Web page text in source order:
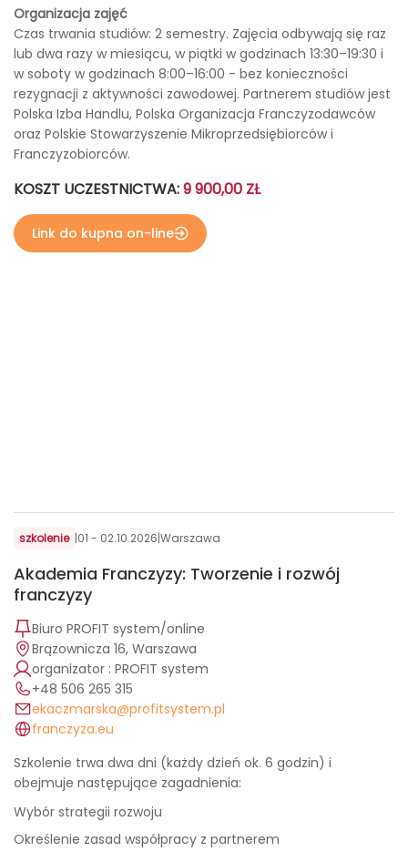
Organizacja zajęć
Czas trwania studiów: 2 semestry. Zajęcia odbywają się raz
lub dwa razy w miesiącu, w piątki w godzinach 13:30–19:30 i
w soboty w godzinach 8:00–16:00 - bez konieczności
rezygnacji z aktywności zawodowej. Partnerem studiów jest
Polska Izba Handlu, Polska Organizacja Franczyzodawców
oraz Polskie Stowarzyszenie Mikroprzedsiębiorców i
Franczyzobiorców.
KOSZT UCZESTNICTWA:9 900,00 ZŁ
Link do kupna on-line
szkolenie |01 - 02.10.2026|Warszawa
Akademia Franczyzy: Tworzenie i rozwój
franczyzy
Biuro PROFIT system/online
Brązownicza 16, Warszawa
organizator : PROFIT system
+48 506 265 315
ekaczmarska@profitsystem.pl
franczyza.eu
Szkolenie trwa dwa dni (każdy dzień ok. 6 godzin) i
obejmuje następujące zagadnienia:
Wybór strategii rozwoju
Określenie zasad współpracy z partnerem